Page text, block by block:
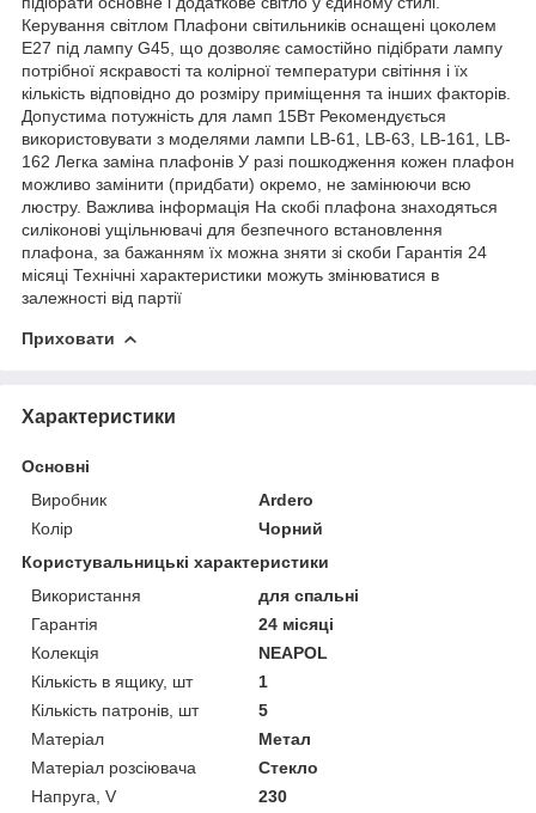
Керування світлом Плафони світильників оснащені цоколем
Е27 під лампу G45, що дозволяє самостійно підібрати лампу
потрібної яскравості та колірної температури світіння і їх
кількість відповідно до розміру приміщення та інших факторів.
Допустима потужність для ламп 15Вт Рекомендується
використовувати з моделями лампи LB-61, LB-63, LB-161, LB-
162 Легка заміна плафонів У разі пошкодження кожен плафон
можливо замінити (придбати) окремо, не замінюючи всю
люстру. Важлива інформація На скобі плафона знаходяться
силіконові ущільнювачі для безпечного встановлення
плафона, за бажанням їх можна зняти зі скоби Гарантія 24
місяці Технічні характеристики можуть змінюватися в
залежності від партії
Приховати
Характеристики
Основні
Виробник
Ardero
Колір
Чорний
Користувальницькі характеристики
Використання
для спальні
Гарантія
24 місяці
Колекція
NEAPOL
Кількість в ящику, шт
1
Кількість патронів, шт
5
Матеріал
Метал
Матеріал розсіювача
Стекло
Напруга, V
230